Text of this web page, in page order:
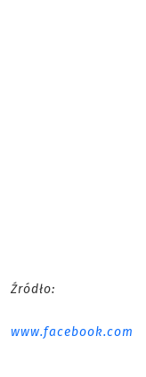
Źródło:
www.facebook.com